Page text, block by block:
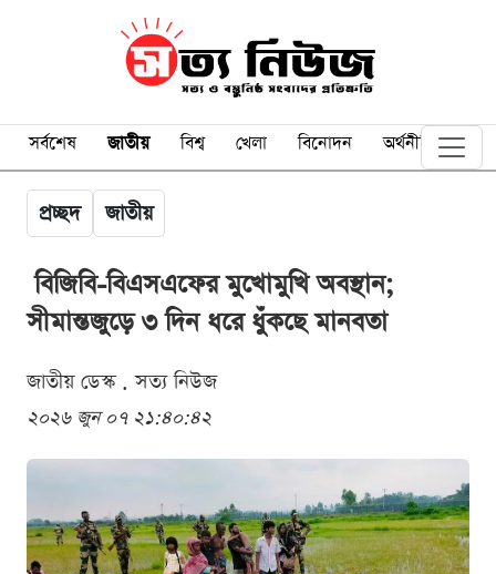
সর্বশেষ জাতীয় বিশ্ব খেলা বিনোদন অর্থনীতি
প্রচ্ছদ জাতীয়
বিজিবি-বিএসএফের মুখোমুখি অবস্থান;
সীমান্তজুড়ে ৩ দিন ধরে ধুঁকছে মানবতা
জাতীয় ডেস্ক . সত্য নিউজ
২০২৬ জুন ০৭ ২১:৪০:৪২